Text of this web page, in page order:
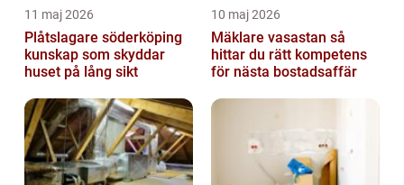
11 maj 2026
Plåtslagare söderköping
kunskap som skyddar
huset på lång sikt
10 maj 2026
Mäklare vasastan så
hittar du rätt kompetens
för nästa bostadsaffär